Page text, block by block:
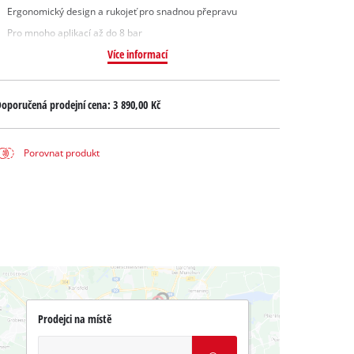
Ergonomický design a rukojeť pro snadnou přepravu
Pro mnoho aplikací až do 8 bar
Více informací
prodejní cena: 3 890,00 Kč
Porovnat produkt
Prodejci na místě